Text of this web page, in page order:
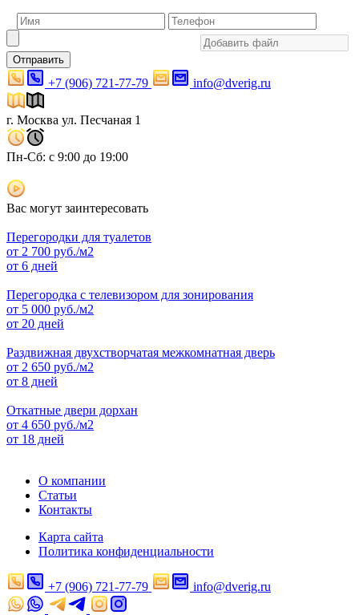
Отправить
+7 (906) 721-77-79 info@dverig.ru
г. Москва ул. Песчаная 1
Пн-Сб: с 9:00 до 19:00
Вас могут заинтересовать
Перегородки для туалетов
от 2 700 руб./м2
от 6 дней
Перегородка с телевизором для зонирования
от 5 000 руб./м2
от 20 дней
Раздвижная двухстворчатая межкомнатная дверь
от 2 650 руб./м2
от 8 дней
Откатные двери дорхан
от 4 650 руб./м2
от 18 дней
О компании
Статьи
Контакты
Карта сайта
Политика конфиденциальности
+7 (906) 721-77-79 info@dverig.ru